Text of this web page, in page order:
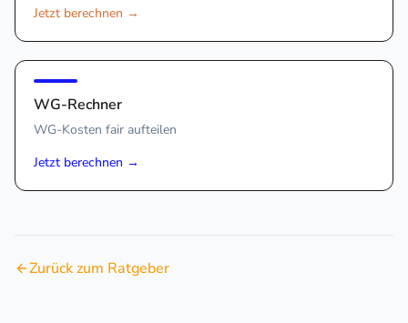
Jetzt berechnen →
WG-Rechner
WG-Kosten fair aufteilen
Jetzt berechnen →
Zurück zum Ratgeber